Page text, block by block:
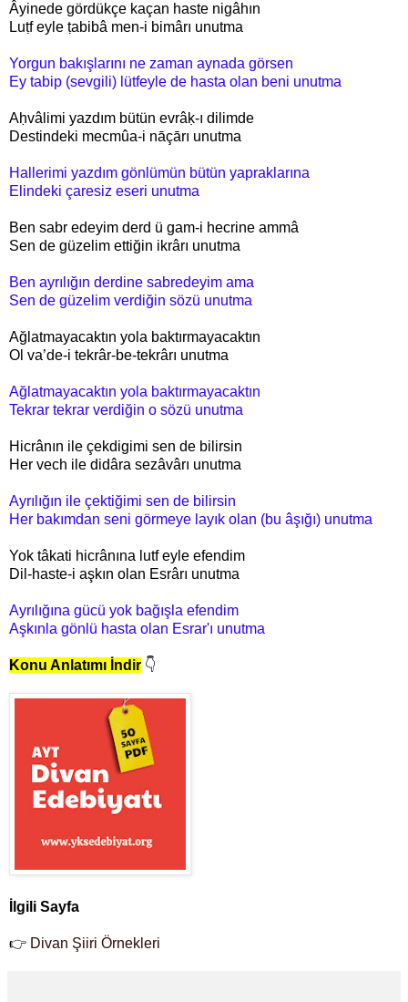
Âyinede gördükçe kaçan haste nigâhın
Luṭf eyle ṭabibâ men-i bimârı unutma
Yorgun bakışlarını ne zaman aynada görsen
Ey tabip (sevgili) lütfeyle de hasta olan beni unutma
Aḥvâlimi yazdım bütün evrâḳ-ı dilimde
Destindeki mecmûa-i nāçārı unutma
Hallerimi yazdım gönlümün bütün yapraklarına
Elindeki çaresiz eseri unutma
Ben sabr edeyim derd ü gam-i hecrine ammâ
Sen de güzelim ettiğin ikrârı unutma
Ben ayrılığın derdine sabredeyim ama
Sen de güzelim verdiğin sözü unutma
Ağlatmayacaktın yola baktırmayacaktın
Ol va’de-i tekrâr-be-tekrârı unutma
Ağlatmayacaktın yola baktırmayacaktın
Tekrar tekrar verdiğin o sözü unutma
Hicrânın ile çekdigimi sen de bilirsin
Her vech ile didâra sezâvârı unutma
Ayrılığın ile çektiğimi sen de bilirsin
Her bakımdan seni görmeye layık olan (bu âşığı) unutma
Yok tâkati hicrânına lutf eyle efendim
Dil-haste-i aşkın olan Esrârı unutma
Ayrılığına gücü yok bağışla efendim
Aşkınla gönlü hasta olan Esrar'ı unutma
Konu Anlatımı İndir 👇
İlgili Sayfa
👉 Divan Şiiri Örnekleri